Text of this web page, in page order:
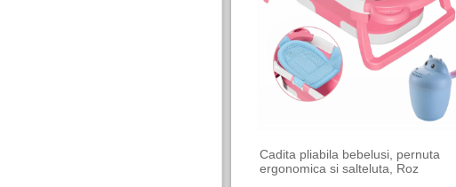
Cadita pliabila bebelusi, pernuta
ergonomica si salteluta, Roz